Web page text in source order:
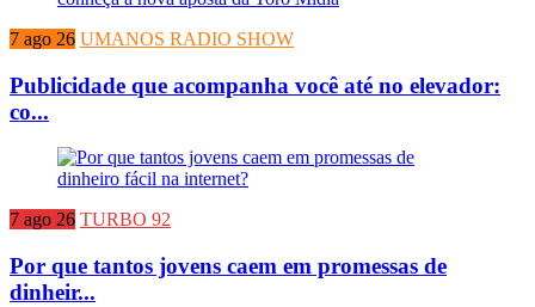
7 ago 26 UMANOS RADIO SHOW
Publicidade que acompanha você até no elevador:
co...
7 ago 26 TURBO 92
Por que tantos jovens caem em promessas de
dinheir...